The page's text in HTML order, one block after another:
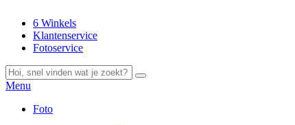
6 Winkels
Klantenservice
Fotoservice
Menu
Foto